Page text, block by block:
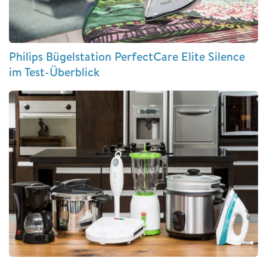
Philips Bügelstation PerfectCare Elite Silence
im Test-Überblick